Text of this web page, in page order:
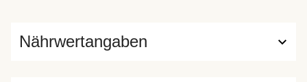
Nährwertangaben